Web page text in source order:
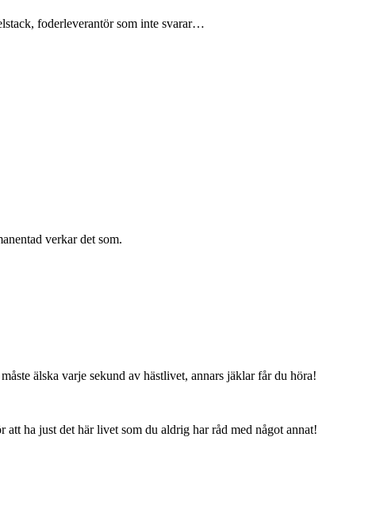
foderleverantör som inte svarar…
verkar det som.
älska varje sekund av hästlivet, annars jäklar får du höra!
ha just det här livet som du aldrig har råd med något annat!